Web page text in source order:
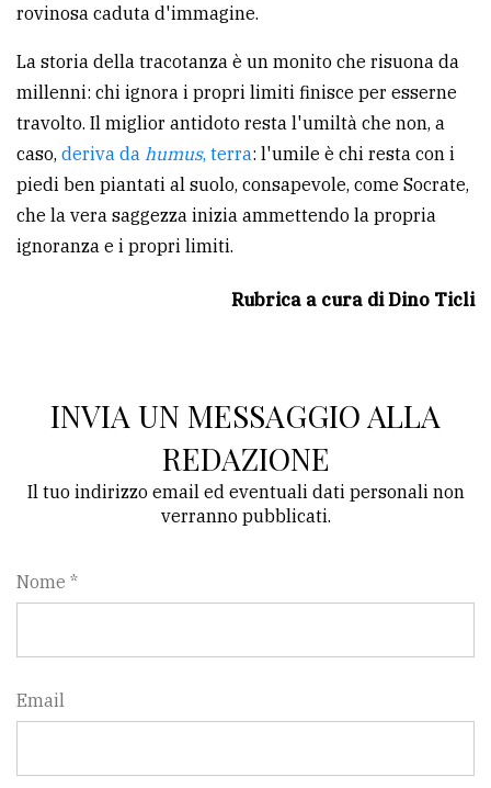
rovinosa caduta d'immagine.
La storia della tracotanza è un monito che risuona da
millenni: chi ignora i propri limiti finisce per esserne
travolto. Il miglior antidoto resta l'umiltà che non, a
caso, deriva da humus, terra: l'umile è chi resta con i
piedi ben piantati al suolo, consapevole, come Socrate,
che la vera saggezza inizia ammettendo la propria
ignoranza e i propri limiti.
Rubrica a cura di Dino Ticli
INVIA UN MESSAGGIO ALLA
REDAZIONE
Il tuo indirizzo email ed eventuali dati personali non
verranno pubblicati.
Nome *
Email